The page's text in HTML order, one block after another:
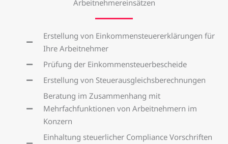
Arbeitnehmereinsätzen
Erstellung von Einkommensteuererklärungen für
Ihre Arbeitnehmer
Prüfung der Einkommensteuerbescheide
Erstellung von Steuerausgleichsberechnungen
Beratung im Zusammenhang mit
Mehrfachfunktionen von Arbeitnehmern im
Konzern
Einhaltung steuerlicher Compliance Vorschriften